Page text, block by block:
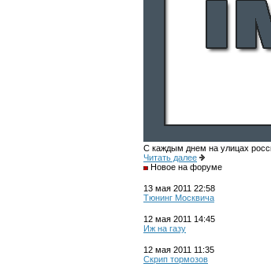
С каждым днем на улицах
Читать далее
Новое на форуме
13 мая 2011 22:58
Тюнинг Москвича
12 мая 2011 14:45
Иж на газу
12 мая 2011 11:35
Скрип тормозов